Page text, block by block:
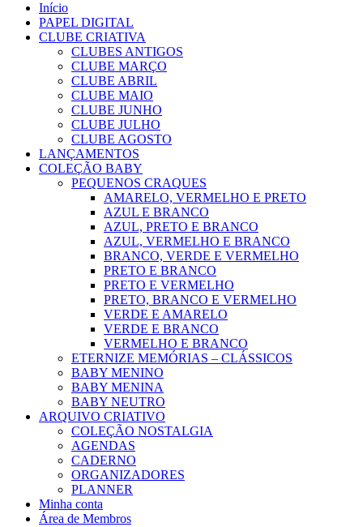
Início
PAPEL DIGITAL
CLUBE CRIATIVA
CLUBES ANTIGOS
CLUBE MARÇO
CLUBE ABRIL
CLUBE MAIO
CLUBE JUNHO
CLUBE JULHO
CLUBE AGOSTO
LANÇAMENTOS
COLEÇÃO BABY
PEQUENOS CRAQUES
AMARELO, VERMELHO E PRETO
AZUL E BRANCO
AZUL, PRETO E BRANCO
AZUL, VERMELHO E BRANCO
BRANCO, VERDE E VERMELHO
PRETO E BRANCO
PRETO E VERMELHO
PRETO, BRANCO E VERMELHO
VERDE E AMARELO
VERDE E BRANCO
VERMELHO E BRANCO
ETERNIZE MEMÓRIAS – CLÁSSICOS
BABY MENINO
BABY MENINA
BABY NEUTRO
ARQUIVO CRIATIVO
COLEÇÃO NOSTALGIA
AGENDAS
CADERNO
ORGANIZADORES
PLANNER
Minha conta
Área de Membros